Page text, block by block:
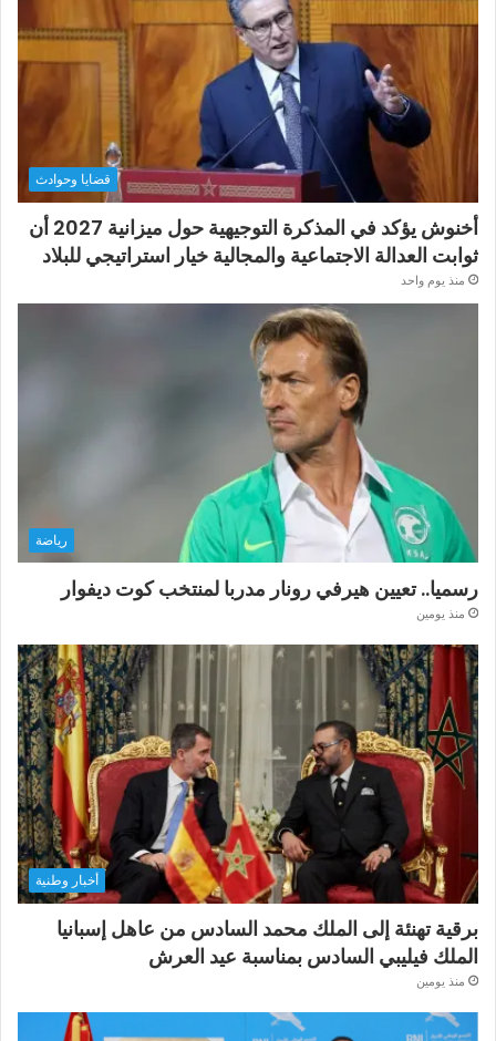
قضايا وحوادث
أخنوش يؤكد في المذكرة التوجيهية حول ميزانية 2027 أن
ثوابت العدالة الاجتماعية والمجالية خيار استراتيجي للبلاد
منذ يوم واحد
رياضة
رسميا.. تعيين هيرفي رونار مدربا لمنتخب كوت ديفوار
منذ يومين
أخبار وطنية
برقية تهنئة إلى الملك محمد السادس من عاهل إسبانيا
الملك فيليبي السادس بمناسبة عيد العرش
منذ يومين